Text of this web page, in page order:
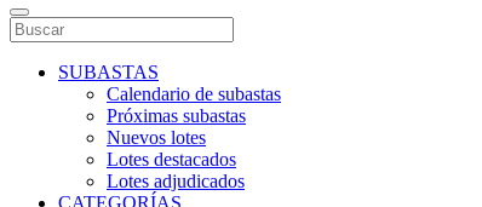
SUBASTAS
Calendario de subastas
Próximas subastas
Nuevos lotes
Lotes destacados
Lotes adjudicados
CATEGORÍAS